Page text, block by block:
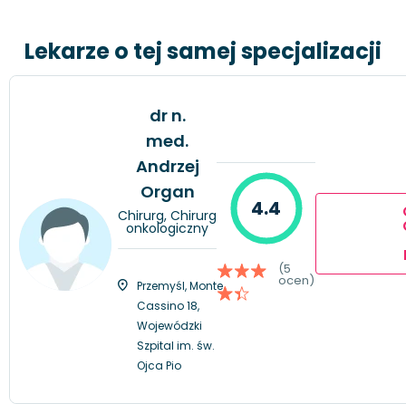
Lekarze o tej samej specjalizacji
dr n.
med.
Andrzej
Organ
Chirurg, Chirurg
onkologiczny
Przemyśl, Monte
Cassino 18,
Wojewódzki
Szpital im. św.
Ojca Pio
4.4
(5
ocen)